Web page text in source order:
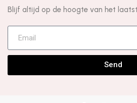
Blijf altijd op de hoogte van het
Send